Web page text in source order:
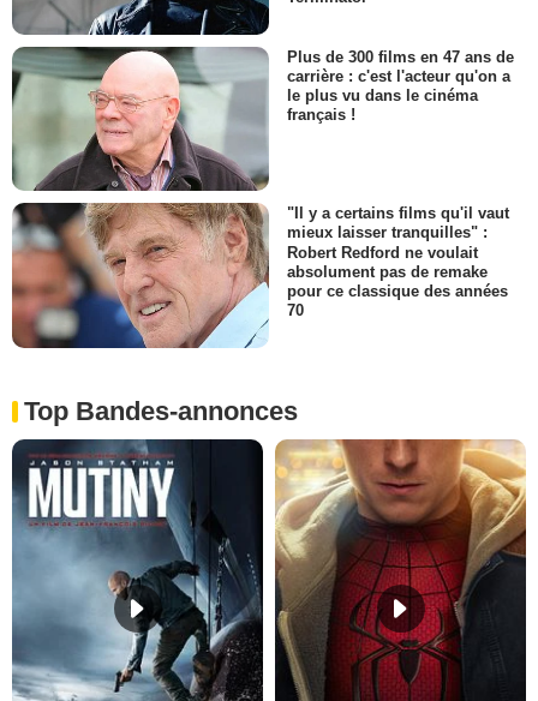
Plus de 300 films en 47 ans de
carrière : c'est l'acteur qu'on a
le plus vu dans le cinéma
français !
"Il y a certains films qu'il vaut
mieux laisser tranquilles" :
Robert Redford ne voulait
absolument pas de remake
pour ce classique des années
70
Top Bandes-annonces